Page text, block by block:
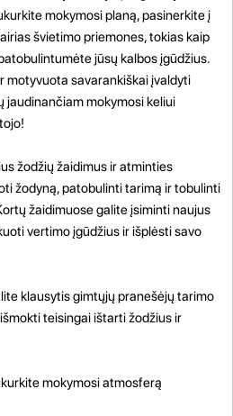
mokymosi planą, pasinerkite į
švietimo priemones, tokias kaip
jūsų kalbos įgūdžius.
motyvuota savarankiškai įvaldyti
jaudinančiam mokymosi keliui
žodžių žaidimus ir atminties
žodyną, patobulinti tarimą ir tobulinti
žaidimuose galite įsiminti naujus
vertimo įgūdžius ir išplėsti savo
klausytis gimtųjų pranešėjų tarimo
teisingai ištarti žodžius ir
mokymosi atmosferą